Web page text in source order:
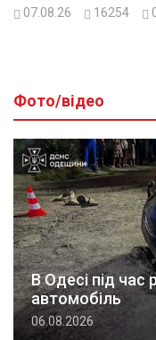
07.08.26 16254
Фото/відео
В Одесі під час
автомобіль
06.08.2026